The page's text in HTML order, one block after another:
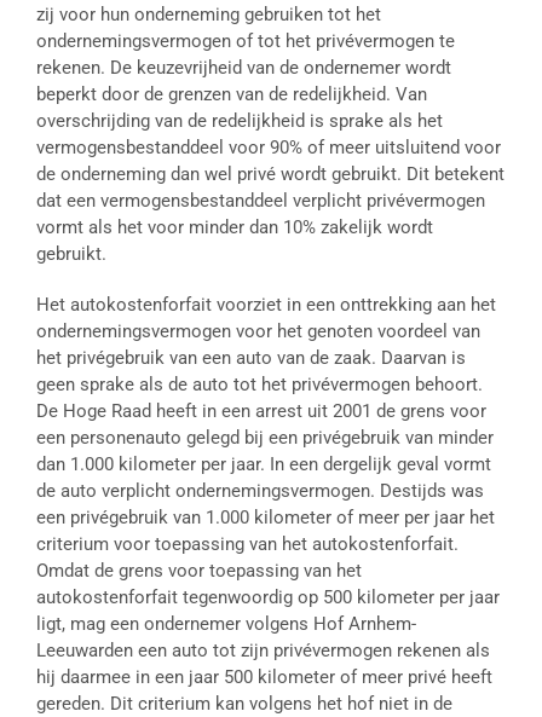
zij voor hun onderneming gebruiken tot het
ondernemingsvermogen of tot het privévermogen te
rekenen. De keuzevrijheid van de ondernemer wordt
beperkt door de grenzen van de redelijkheid. Van
overschrijding van de redelijkheid is sprake als het
vermogensbestanddeel voor 90% of meer uitsluitend voor
de onderneming dan wel privé wordt gebruikt. Dit betekent
dat een vermogensbestanddeel verplicht privévermogen
vormt als het voor minder dan 10% zakelijk wordt
gebruikt.
Het autokostenforfait voorziet in een onttrekking aan het
ondernemingsvermogen voor het genoten voordeel van
het privégebruik van een auto van de zaak. Daarvan is
geen sprake als de auto tot het privévermogen behoort.
De Hoge Raad heeft in een arrest uit 2001 de grens voor
een personenauto gelegd bij een privégebruik van minder
dan 1.000 kilometer per jaar. In een dergelijk geval vormt
de auto verplicht ondernemingsvermogen. Destijds was
een privégebruik van 1.000 kilometer of meer per jaar het
criterium voor toepassing van het autokostenforfait.
Omdat de grens voor toepassing van het
autokostenforfait tegenwoordig op 500 kilometer per jaar
ligt, mag een ondernemer volgens Hof Arnhem-
Leeuwarden een auto tot zijn privévermogen rekenen als
hij daarmee in een jaar 500 kilometer of meer privé heeft
gereden. Dit criterium kan volgens het hof niet in de